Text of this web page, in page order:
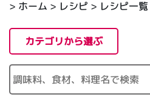
> ホーム > レシピ > レシピ一覧
カテゴリから選ぶ